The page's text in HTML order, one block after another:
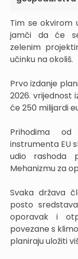
Tim se okvirom
jamči da će
zelenim
učinku na okoliš.
Prvo izdanje
2026. vrijednost
će 250 milijardi
Prihodima
instrumenta EU
udio rashoda
Mehanizmu za
Svaka država
posto
oporavak i
povezane s
planiraju uložiti